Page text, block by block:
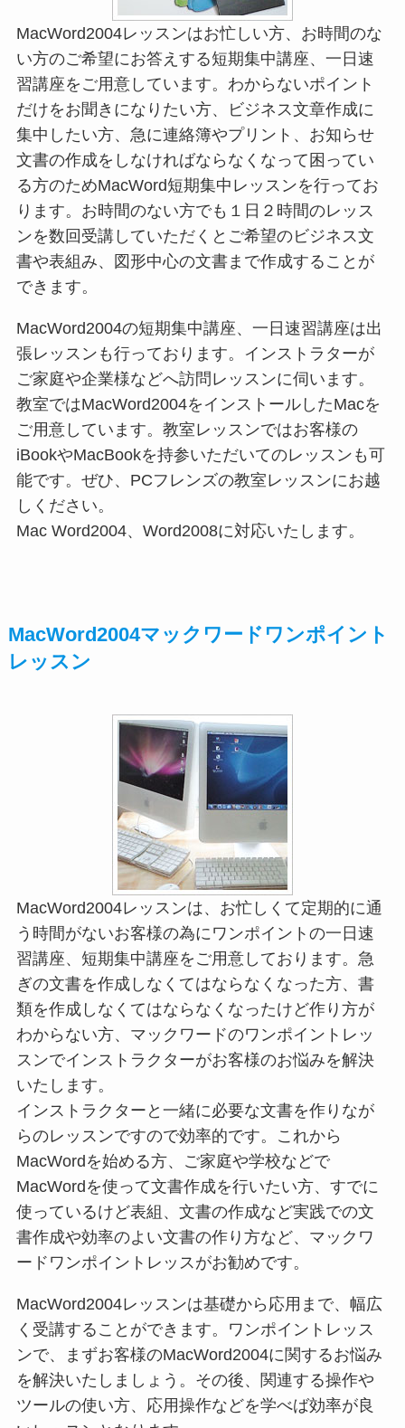
MacWord2004レッスンはお忙しい方、お時間のな
い方のご希望にお答えする短期集中講座、一日速
習講座をご用意しています。わからないポイント
だけをお聞きになりたい方、ビジネス文章作成に
集中したい方、急に連絡簿やプリント、お知らせ
文書の作成をしなければならなくなって困ってい
る方のためMacWord短期集中レッスンを行ってお
ります。お時間のない方でも１日２時間のレッス
ンを数回受講していただくとご希望のビジネス文
書や表組み、図形中心の文書まで作成することが
できます。
MacWord2004の短期集中講座、一日速習講座は出
張レッスンも行っております。インストラターが
ご家庭や企業様などへ訪問レッスンに伺います。
教室ではMacWord2004をインストールしたMacを
ご用意しています。教室レッスンではお客様の
iBookやMacBookを持参いただいてのレッスンも可
能です。ぜひ、PCフレンズの教室レッスンにお越
しください。
Mac Word2004、Word2008に対応いたします。
MacWord2004マックワードワンポイント
レッスン
MacWord2004レッスンは、お忙しくて定期的に通
う時間がないお客様の為にワンポイントの一日速
習講座、短期集中講座をご用意しております。急
ぎの文書を作成しなくてはならなくなった方、書
類を作成しなくてはならなくなったけど作り方が
わからない方、マックワードのワンポイントレッ
スンでインストラクターがお客様のお悩みを解決
いたします。
インストラクターと一緒に必要な文書を作りなが
らのレッスンですので効率的です。これから
MacWordを始める方、ご家庭や学校などで
MacWordを使って文書作成を行いたい方、すでに
使っているけど表組、文書の作成など実践での文
書作成や効率のよい文書の作り方など、マックワ
ードワンポイントレッスがお勧めです。
MacWord2004レッスンは基礎から応用まで、幅広
く受講することができます。ワンポイントレッス
ンで、まずお客様のMacWord2004に関するお悩み
を解決いたしましょう。その後、関連する操作や
ツールの使い方、応用操作などを学べば効率が良